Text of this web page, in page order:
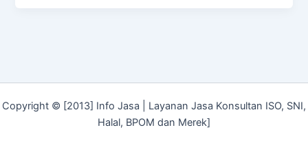
Copyright © [2013] Info Jasa | Layanan Jasa Konsultan ISO, SNI,
Halal, BPOM dan Merek]